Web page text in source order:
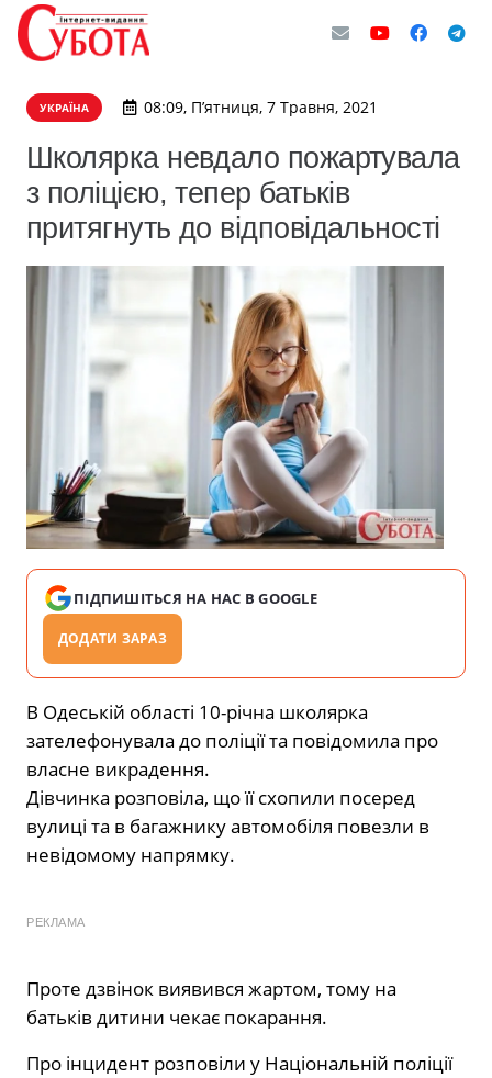
УКРАЇНА 08:09, П’ятниця, 7 Травня, 2021
Школярка невдало пожартувала
з поліцією, тепер батьків
притягнуть до відповідальності
ПІДПИШІТЬСЯ НА НАС В GOOGLE
ДОДАТИ ЗАРАЗ
В Одеській області 10-річна школярка
зателефонувала до поліції та повідомила про
власне викрадення.
Дівчинка розповіла, що її схопили посеред
вулиці та в багажнику автомобіля повезли в
невідомому напрямку.
РЕКЛАМА
Проте дзвінок виявився жартом, тому на
батьків дитини чекає покарання.
Про інцидент розповіли у Національній поліції